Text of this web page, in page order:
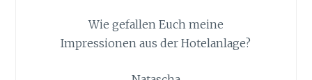
Wie gefallen Euch meine
Impressionen aus der Hotelanlage?